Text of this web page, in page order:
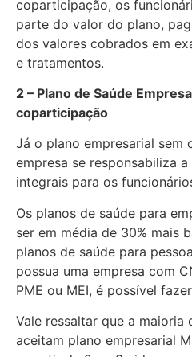
coparticipação, os
parte do valor do plano,
dos valores cobrados em
e tratamentos.
2 – Plano de Saúde
coparticipação
Já o plano empresarial sem
empresa se responsabiliza
integrais para os
Os planos de saúde para
ser em média de 30% mais
planos de saúde para
possua uma empresa com
PME ou MEI, é possível
Vale ressaltar que a maioria
aceitam plano empresarial